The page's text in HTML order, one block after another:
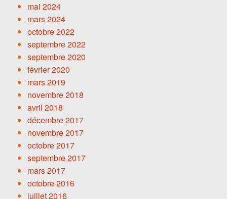
mai 2024
mars 2024
octobre 2022
septembre 2022
septembre 2020
février 2020
mars 2019
novembre 2018
avril 2018
décembre 2017
novembre 2017
octobre 2017
septembre 2017
mars 2017
octobre 2016
juillet 2016